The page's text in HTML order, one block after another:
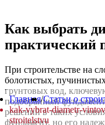
Главная/Статьи о
kak-vybrat-diametr-
stroitelstvu
Как выбрать
практический
При строительстве на
болотистых,
грунтовых вод,
подобранный
решений в таких
фундамент, но его